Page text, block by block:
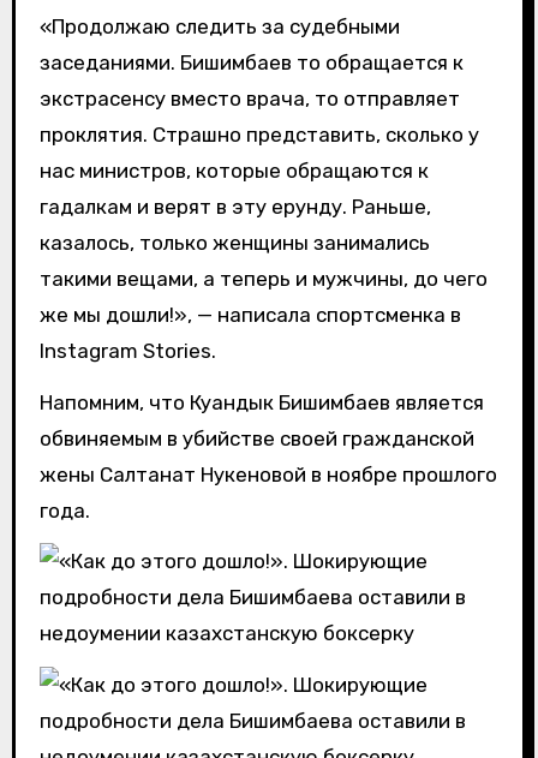
«Продолжаю следить за судебными
заседаниями. Бишимбаев то обращается к
экстрасенсу вместо врача, то отправляет
проклятия. Страшно представить, сколько у
нас министров, которые обращаются к
гадалкам и верят в эту ерунду. Раньше,
казалось, только женщины занимались
такими вещами, а теперь и мужчины, до чего
же мы дошли!», — написала спортсменка в
Instagram Stories.
Напомним, что Куандык Бишимбаев является
обвиняемым в убийстве своей гражданской
жены Салтанат Нукеновой в ноябре прошлого
года.